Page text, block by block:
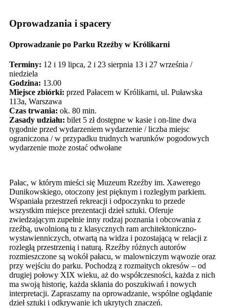
Oprowadzania i spacery
Oprowadzanie po Parku Rzeźby w Królikarni
Terminy: 12 i 19 lipca, 2 i 23 sierpnia 13 i 27 września /
niedziela
Godzina: 13.00
Miejsce zbiórki: przed Pałacem w Królikarni, ul. Puławska
113a, Warszawa
Czas trwania: ok. 80 min.
Zasady udziału: bilet 5 zł dostępne w kasie i on-line dwa
tygodnie przed wydarzeniem wydarzenie / liczba miejsc
ograniczona / w przypadku trudnych warunków pogodowych
wydarzenie może zostać odwołane
Pałac, w którym mieści się Muzeum Rzeźby im. Xawerego
Dunikowskiego, otoczony jest pięknym i rozległym parkiem.
Wspaniała przestrzeń rekreacji i odpoczynku to przede
wszystkim miejsce prezentacji dzieł sztuki. Oferuje
zwiedzającym zupełnie inny rodzaj poznania i obcowania z
rzeźbą, uwolnioną tu z klasycznych ram architektoniczno-
wystawienniczych, otwartą na widza i pozostającą w relacji z
rozległą przestrzenią i naturą. Rzeźby różnych autorów
rozmieszczone są wokół pałacu, w malowniczym wąwozie oraz
przy wejściu do parku. Pochodzą z rozmaitych okresów – od
drugiej połowy XIX wieku, aż do współczesności, każda z nich
ma swoją historię, każda skłania do poszukiwań i nowych
interpretacji. Zapraszamy na oprowadzanie, wspólne oglądanie
dzieł sztuki i odkrywanie ich ukrytych znaczeń.